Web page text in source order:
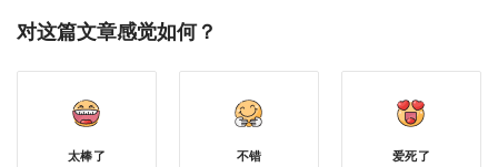
对这篇文章感觉如何？
太棒了 不错 爱死了